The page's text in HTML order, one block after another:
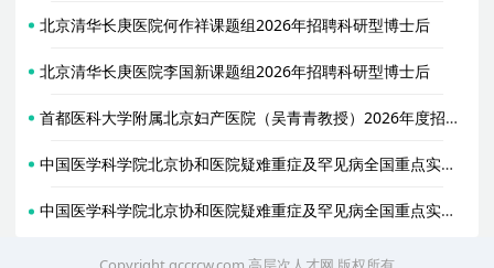
北京清华长庚医院何作祥课题组2026年招聘科研型博士后
北京清华长庚医院李国新课题组2026年招聘科研型博士后
首都医科大学附属北京妇产医院（吴青青教授）2026年度招收2名博士后人员公告
中国医学科学院北京协和医院疑难重症及罕见病全国重点实验室（赵玉沛教授课题组）2026年招聘科研博士后启事
中国医学科学院北京协和医院疑难重症及罕见病全国重点实验室（李太生教授课题组）2026年招聘科研博士后启事